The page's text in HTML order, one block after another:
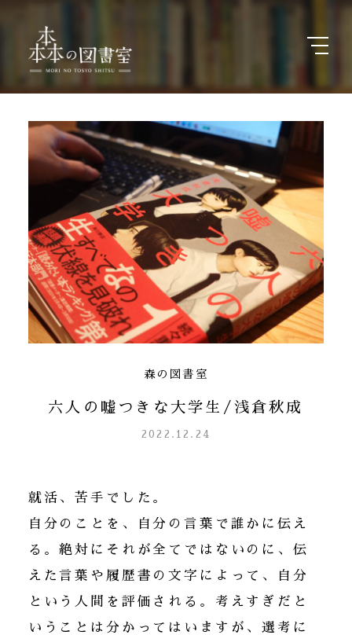
森の図書室
六人の嘘つきな大学生/浅倉秋成
2022.12.24
就活、苦手でした。
自分のことを、自分の言葉で誰かに伝え
る。絶対にそれが全てではないのに、伝
えた言葉や履歴書の文字によって、自分
という人間を評価される。考えすぎだと
いうことは分かってはいますが、選考に